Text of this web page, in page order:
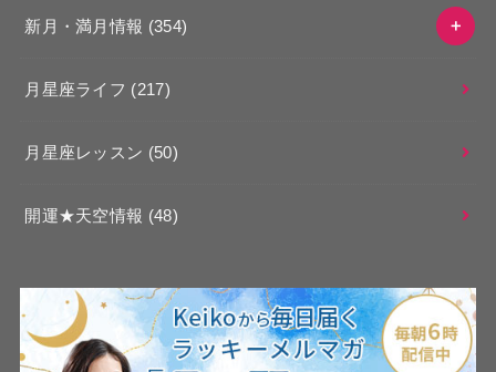
新月・満月情報 (354)
月星座ライフ (217)
月星座レッスン (50)
開運★天空情報 (48)